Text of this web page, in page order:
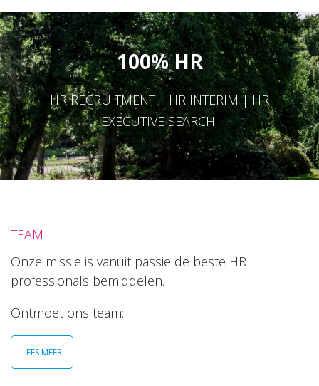
100% HR
HR RECRUITMENT | HR INTERIM | HR
EXECUTIVE SEARCH
TEAM
Onze missie is vanuit passie de beste HR
professionals bemiddelen.
Ontmoet ons team:
LEES MEER